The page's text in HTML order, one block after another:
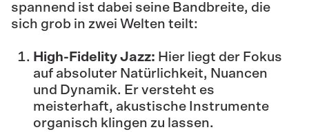
spannend ist dabei seine Bandbreite, die
sich grob in zwei Welten teilt:
High-Fidelity Jazz: Hier liegt der Fokus
auf absoluter Natürlichkeit, Nuancen
und Dynamik. Er versteht es
meisterhaft, akustische Instrumente
organisch klingen zu lassen.